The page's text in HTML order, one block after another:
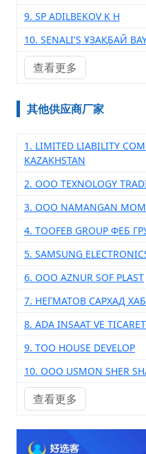
9. SP ADILBEKOV K H
10. SENALI'S ҰЗАҚБАЙ
查看更多
其他供应商厂家
1. LIMITED LIABILITY
KAZAKHSTAN
2. ООО TEXNOLOGY
3. ООО NAMANGAN
4. ТООFEB GROUP ФЕБ
5. SAMSUNG
6. ООО AZNUR SOF PLAST
7. НЕГМАТОВ САРХАД
8. ADA INSAAT VE
9. TOO HOUSE DEVELOP
10. ООО USMON SHER
查看更多